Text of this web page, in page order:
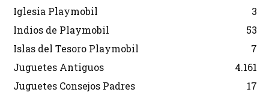
Iglesia Playmobil
3
Indios de Playmobil
53
Islas del Tesoro Playmobil
7
Juguetes Antiguos
4.161
Juguetes Consejos Padres
17